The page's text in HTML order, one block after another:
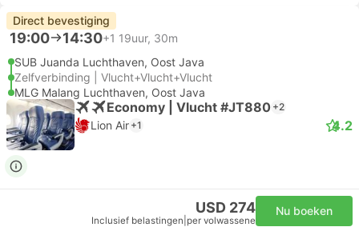
Direct bevestiging
19:00 14:30+1 19uur, 30m
SUB Juanda Luchthaven, Oost Java
Zelfverbinding | Vlucht+Vlucht+Vlucht
MLG Malang Luchthaven, Oost Java
Economy | Vlucht #JT880 +2
Lion Air +1 4.2
USD 274
Inclusief belastingen per volwassene
Nu boeken